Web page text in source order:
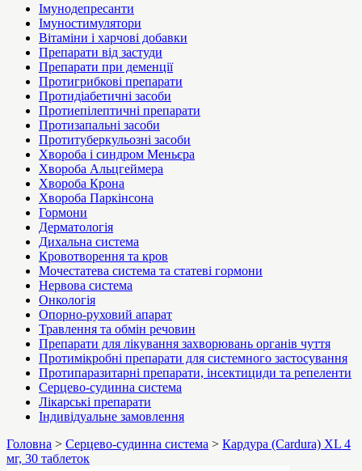
Імунодепресанти
Імуностимулятори
Вітаміни і харчові добавки
Препарати від застуди
Препарати при деменції
Протигрибкові препарати
Протидіабетичні засоби
Протиепілептичні препарати
Протизапальні засоби
Протитуберкульозні засоби
Хвороба і синдром Меньєра
Хвороба Альцгеймера
Хвороба Крона
Хвороба Паркінсона
Гормони
Дерматологія
Дихальна система
Кровотворення та кров
Мочестатева система та статеві гормони
Нервова система
Онкологія
Опорно-руховий апарат
Травлення та обмін речовин
Препарати для лікування захворювань органів чуття
Протимікробні препарати для системного застосування
Протипаразитарні препарати, інсектициди та репеленти
Серцево-судинна система
Лікарські препарати
Індивідуальне замовлення
Головна > Серцево-судинна система > Кардура (Cardura) XL 4
мг, 30 таблеток